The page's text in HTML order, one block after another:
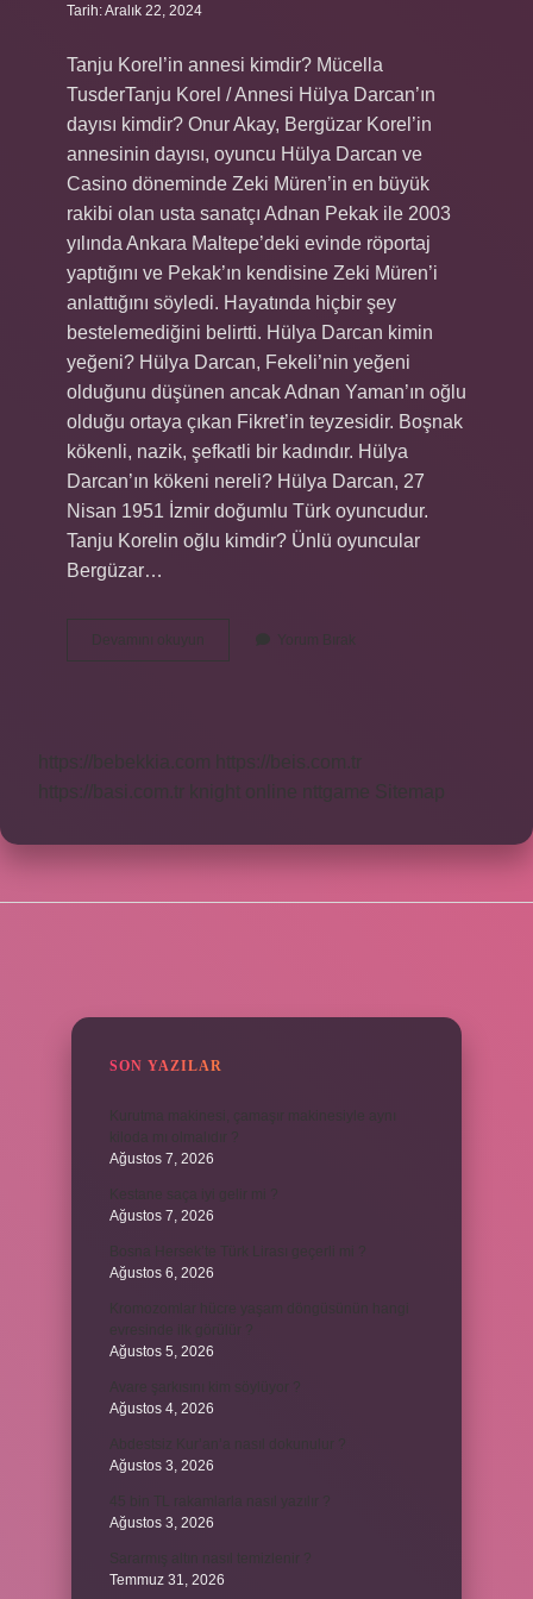
Tarih: Aralık 22, 2024
Tanju Korel’in annesi kimdir? Mücella
TusderTanju Korel / Annesi Hülya Darcan’ın
dayısı kimdir? Onur Akay, Bergüzar Korel’in
annesinin dayısı, oyuncu Hülya Darcan ve
Casino döneminde Zeki Müren’in en büyük
rakibi olan usta sanatçı Adnan Pekak ile 2003
yılında Ankara Maltepe’deki evinde röportaj
yaptığını ve Pekak’ın kendisine Zeki Müren’i
anlattığını söyledi. Hayatında hiçbir şey
bestelemediğini belirtti. Hülya Darcan kimin
yeğeni? Hülya Darcan, Fekeli’nin yeğeni
olduğunu düşünen ancak Adnan Yaman’ın oğlu
olduğu ortaya çıkan Fikret’in teyzesidir. Boşnak
kökenli, nazik, şefkatli bir kadındır. Hülya
Darcan’ın kökeni nereli? Hülya Darcan, 27
Nisan 1951 İzmir doğumlu Türk oyuncudur.
Tanju Korelin oğlu kimdir? Ünlü oyuncular
Bergüzar…
Devamını okuyun
Korel
Yorum Bırak
https://bebekkia.com
https://beis.com.tr
https://basi.com.tr
knight online nttgame Sitemap
SON YAZILAR
Ağustos 7, 2026
Ağustos 7, 2026
Ağustos 6, 2026
Ağustos 5, 2026
Ağustos 4, 2026
Ağustos 3, 2026
Ağustos 3, 2026
Temmuz 31, 2026